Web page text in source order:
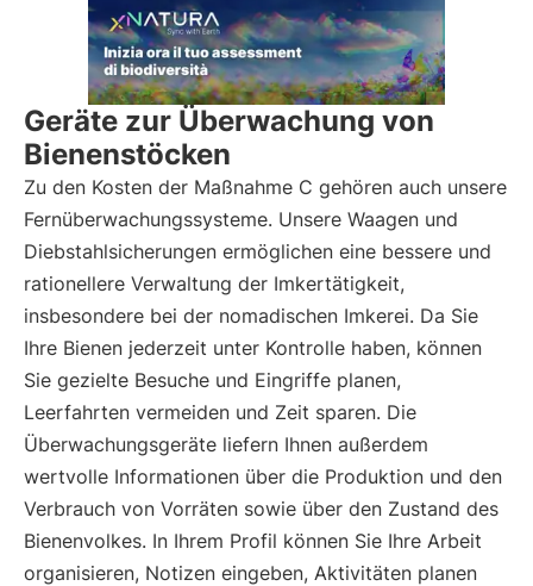
Geräte zur Überwachung von
Bienenstöcken
Zu den Kosten der Maßnahme C gehören auch unsere
Fernüberwachungssysteme. Unsere Waagen und
Diebstahlsicherungen ermöglichen eine bessere und
rationellere Verwaltung der Imkertätigkeit,
insbesondere bei der nomadischen Imkerei. Da Sie
Ihre Bienen jederzeit unter Kontrolle haben, können
Sie gezielte Besuche und Eingriffe planen,
Leerfahrten vermeiden und Zeit sparen. Die
Überwachungsgeräte liefern Ihnen außerdem
wertvolle Informationen über die Produktion und den
Verbrauch von Vorräten sowie über den Zustand des
Bienenvolkes. In Ihrem Profil können Sie Ihre Arbeit
organisieren, Notizen eingeben, Aktivitäten planen